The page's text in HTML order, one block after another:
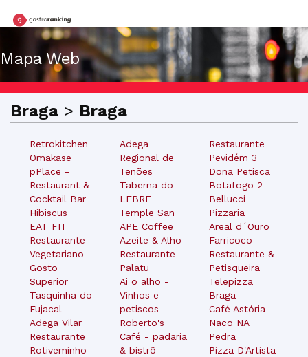
Mapa Web
Braga > Braga
Retrokitchen
Omakase
pPlace -
Restaurant &
Cocktail Bar
Hibiscus
EAT FIT
Restaurante
Vegetariano
Gosto
Superior
Tasquinha do
Fujacal
Adega Vilar
Restaurante
Rotiveminho
Adega
Regional de
Tenões
Taberna do
LEBRE
Temple San
APE Coffee
Azeite & Alho
Restaurante
Palatu
Ai o alho -
Vinhos e
petiscos
Roberto's
Café - padaria
& bistrô
Restaurante
Pevidém 3
Dona Petisca
Botafogo 2
Bellucci
Pizzaria
Areal d´Ouro
Farricoco
Restaurante &
Petisqueira
Telepizza
Braga
Café Astória
Naco NA
Pedra
Pizza D'Artista